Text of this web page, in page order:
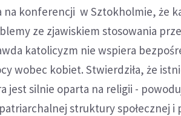
na konferencji w Sztokholmie, że
ze zjawiskiem stosowania
katolicyzm nie wspiera
wobec kobiet. Stwierdziła, że
jest silnie oparta na religii -
struktury społecznej